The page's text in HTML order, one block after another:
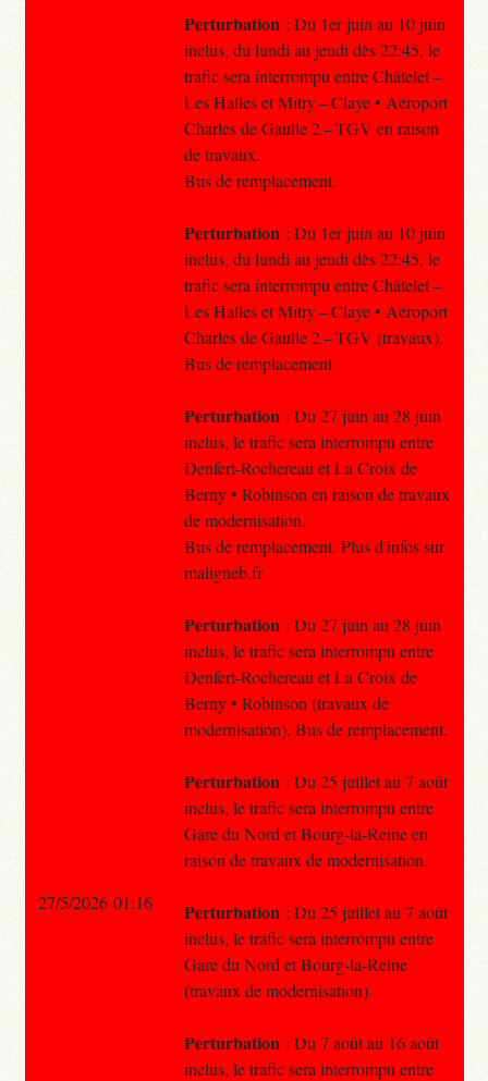
Perturbation : Du 1er juin au 10 juin
inclus, du lundi au jeudi dès 22:45, le
trafic sera interrompu entre Châtelet –
Les Halles et Mitry – Claye • Aéroport
Charles de Gaulle 2 – TGV en raison
de travaux.
Bus de remplacement.
Perturbation : Du 1er juin au 10 juin
inclus, du lundi au jeudi dès 22:45, le
trafic sera interrompu entre Châtelet –
Les Halles et Mitry – Claye • Aéroport
Charles de Gaulle 2 – TGV (travaux).
Bus de remplacement.
Perturbation : Du 27 juin au 28 juin
inclus, le trafic sera interrompu entre
Denfert-Rochereau et La Croix de
Berny • Robinson en raison de travaux
de modernisation.
Bus de remplacement. Plus d'infos sur
maligneb.fr
Perturbation : Du 27 juin au 28 juin
inclus, le trafic sera interrompu entre
Denfert-Rochereau et La Croix de
Berny • Robinson (travaux de
modernisation). Bus de remplacement.
Perturbation : Du 25 juillet au 7 août
inclus, le trafic sera interrompu entre
Gare du Nord et Bourg-la-Reine en
raison de travaux de modernisation.
Perturbation : Du 25 juillet au 7 août
inclus, le trafic sera interrompu entre
Gare du Nord et Bourg-la-Reine
(travaux de modernisation).
Perturbation : Du 7 août au 16 août
inclus, le trafic sera interrompu entre
27/5/2026 01:16